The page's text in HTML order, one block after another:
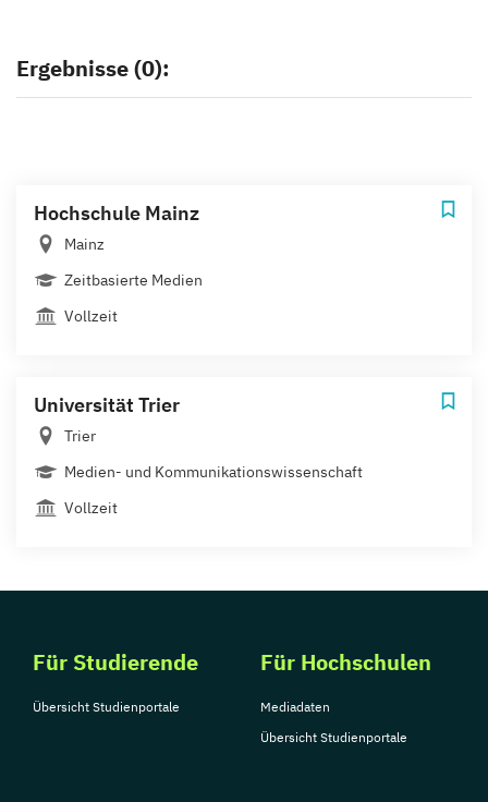
Ergebnisse (0):
Hochschule Mainz
Mainz
Zeitbasierte Medien
Vollzeit
Universität Trier
Trier
Medien- und Kommunikationswissenschaft
Vollzeit
Für Studierende
Übersicht Studienportale
Für Hochschulen
Mediadaten
Übersicht Studienportale